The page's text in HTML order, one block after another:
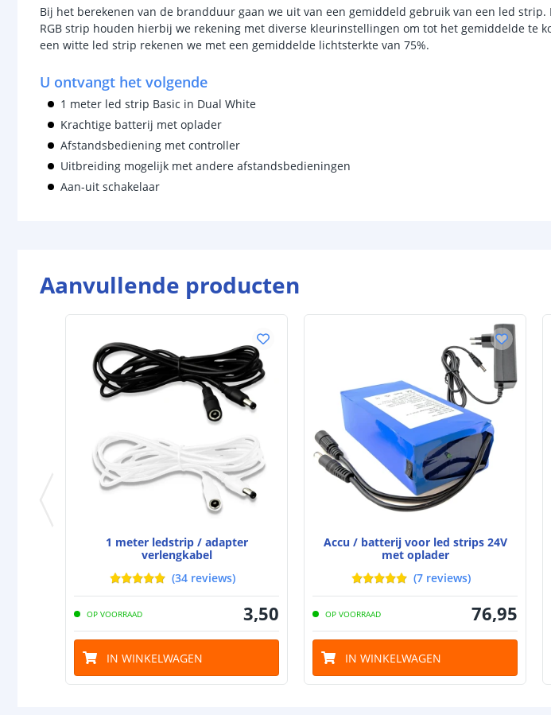
Bij het berekenen van de brandduur gaan we uit van een gemiddeld gebruik van een led strip.
RGB strip houden hierbij we rekening met diverse kleurinstellingen om tot het gemiddelde te
een witte led strip rekenen we met een gemiddelde lichtsterkte van 75%.
U ontvangt het volgende
1 meter led strip Basic in Dual White
Krachtige batterij met oplader
Afstandsbediening met controller
Uitbreiding mogelijk met andere afstandsbedieningen
Aan-uit schakelaar
Aanvullende producten
1 meter ledstrip / adapter
verlengkabel
(34 reviews)
OP VOORRAAD 3,50
IN WINKELWAGEN
Accu / batterij voor led strips 24V
met oplader
(7 reviews)
OP VOORRAAD 76,95
IN WINKELWAGEN